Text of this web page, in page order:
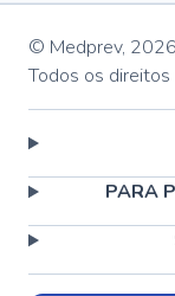
© Medprev, 2026
Todos os
PARA